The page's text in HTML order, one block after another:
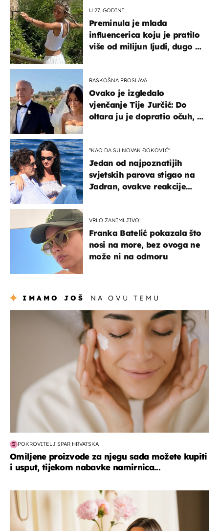
U 27. GODINI
Preminula je mlada
influencerica koju je pratilo
više od milijun ljudi, dugo se
RASKOŠNA PROSLAVA
Ovako je izgledalo
vjenčanje Tije Jurčić: Do
oltara ju je dopratio očuh, a
"KAO DA SU NOVAK ĐOKOVIĆ"
Jedan od najpoznatijih
svjetskih parova stigao na
Jadran, ovakve reakcije
VRLO ZANIMLJIVO!
Franka Batelić pokazala što
nosi na more, bez ovoga ne
može ni na odmoru
IMAMO JOŠ NA OVU TEMU
moda & ljepota
POKROVITELJ SPAR HRVATSKA
Omiljene proizvode za njegu sada možete kupiti
i usput, tijekom nabavke namirnica...
moda & ljepota